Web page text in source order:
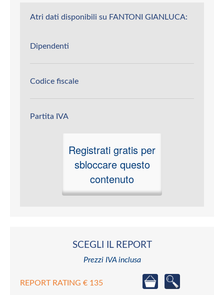
Atri dati disponibili su FANTONI GIANLUCA:
Dipendenti
Codice fiscale
Partita IVA
Registrati gratis per
sbloccare questo
contenuto
SCEGLI IL REPORT
Prezzi IVA inclusa
REPORT RATING € 135